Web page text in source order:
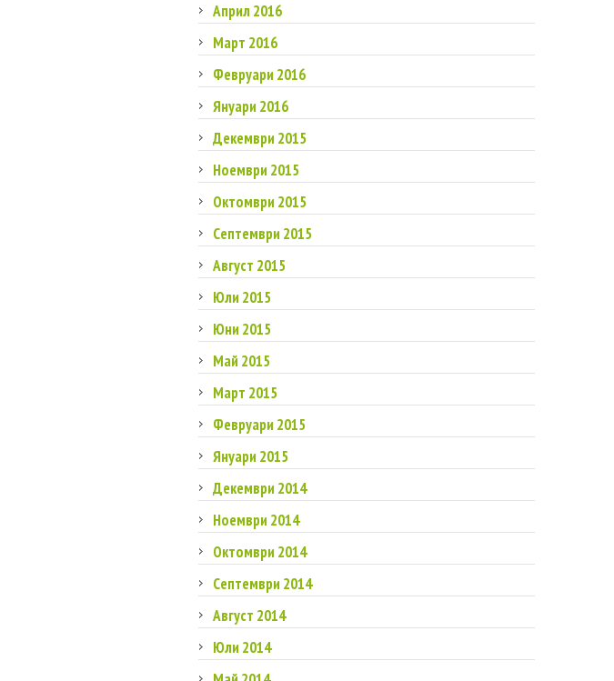
Април 2016
Март 2016
Февруари 2016
Януари 2016
Декември 2015
Ноември 2015
Октомври 2015
Септември 2015
Август 2015
Юли 2015
Юни 2015
Май 2015
Март 2015
Февруари 2015
Януари 2015
Декември 2014
Ноември 2014
Октомври 2014
Септември 2014
Август 2014
Юли 2014